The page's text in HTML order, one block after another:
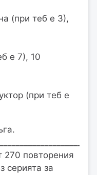
(при теб е 3),
е 7), 10
(при теб е
270 повторения
серията за